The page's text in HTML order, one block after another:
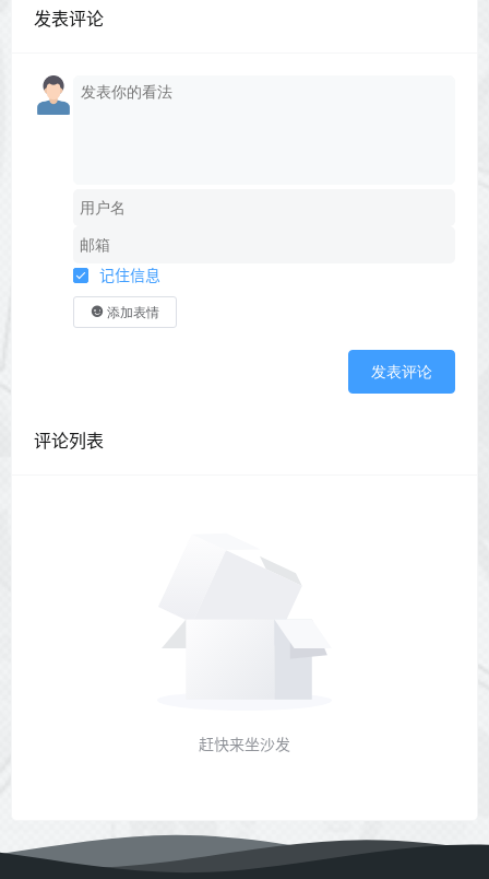
发表评论
记住信息
添加表情
发表评论
评论列表
赶快来坐沙发